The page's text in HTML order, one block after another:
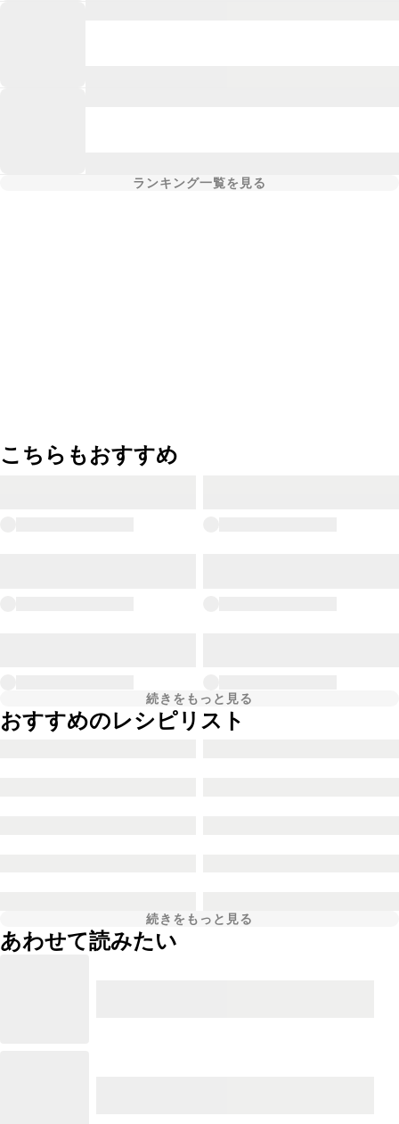
ランキング一覧を見る
こちらもおすすめ
続きをもっと見る
おすすめのレシピリスト
続きをもっと見る
あわせて読みたい